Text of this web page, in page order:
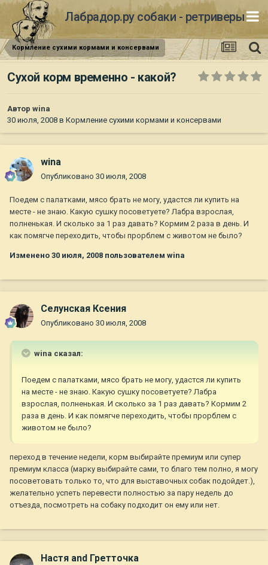
Лабрадор.ру собаки - ретриверы
Кормление сухими кормами и консервами
Сухой корм временно - какой?
Автор wina
30 июля, 2008 в Кормление сухими кормами и консервами
wina
Опубликовано 30 июля, 2008
Поедем с палатками, мясо брать не могу, удастся ли купить на
месте - не знаю. Какую сушку посоветуете? Лабра взрослая,
полненькая. И сколько за 1 раз давать? Кормим 2 раза в день. И
как помягче переходить, чтобы прорблем с животом не было?
Изменено 30 июля, 2008 пользователем wina
Селунская Ксения
Опубликовано 30 июля, 2008
wina сказал:
Поедем с палатками, мясо брать не могу, удастся ли купить
на месте - не знаю. Какую сушку посоветуете? Лабра
взрослая, полненькая. И сколько за 1 раз давать? Кормим 2
раза в день. И как помягче переходить, чтобы прорблем с
животом не было?
переход в течение недели, корм выбирайте премиум или супер
премиум класса (марку выбирайте сами, то благо тем полно, я могу
посоветовать только то, что для выставочных собак подойдет.),
желательно успеть перевести полностью за пару недель до
отъезда, посмотреть на собаку подходит он ему или нет.
Настя аnd Гретточка